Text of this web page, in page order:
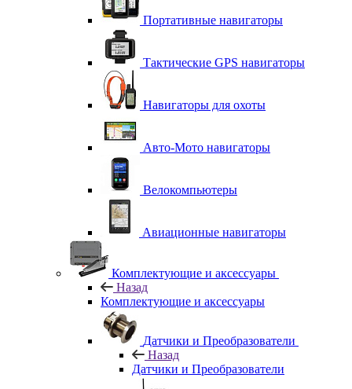
Портативные навигаторы
Тактические GPS навигаторы
Навигаторы для охоты
Авто-Мото навигаторы
Велокомпьютеры
Авиационные навигаторы
Комплектующие и аксессуары
Назад
Комплектующие и аксессуары
Датчики и Преобразователи
Назад
Датчики и Преобразователи